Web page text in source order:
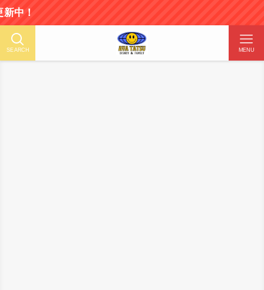
SEARCH MENU